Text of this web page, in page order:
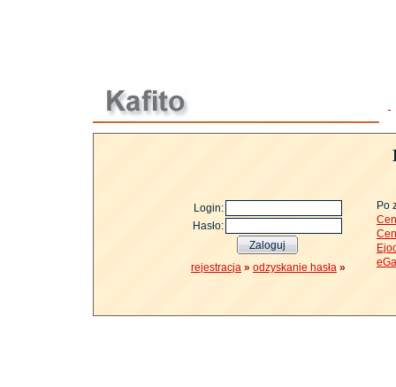
Login:
Hasło:
rejestracja » odzyskanie hasła »
Po